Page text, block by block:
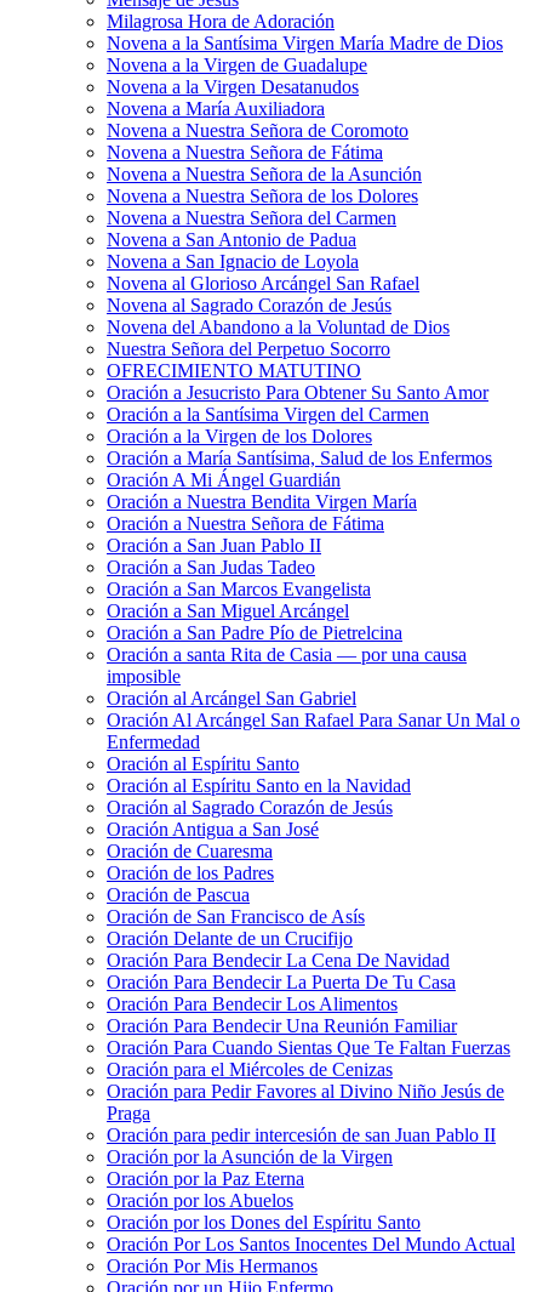
Milagrosa Hora de Adoración
Novena a la Santísima Virgen María Madre de Dios
Novena a la Virgen de Guadalupe
Novena a la Virgen Desatanudos
Novena a María Auxiliadora
Novena a Nuestra Señora de Coromoto
Novena a Nuestra Señora de Fátima
Novena a Nuestra Señora de la Asunción
Novena a Nuestra Señora de los Dolores
Novena a Nuestra Señora del Carmen
Novena a San Antonio de Padua
Novena a San Ignacio de Loyola
Novena al Glorioso Arcángel San Rafael
Novena al Sagrado Corazón de Jesús
Novena del Abandono a la Voluntad de Dios
Nuestra Señora del Perpetuo Socorro
OFRECIMIENTO MATUTINO
Oración a Jesucristo Para Obtener Su Santo Amor
Oración a la Santísima Virgen del Carmen
Oración a la Virgen de los Dolores
Oración a María Santísima, Salud de los Enfermos
Oración A Mi Ángel Guardián
Oración a Nuestra Bendita Virgen María
Oración a Nuestra Señora de Fátima
Oración a San Juan Pablo II
Oración a San Judas Tadeo
Oración a San Marcos Evangelista
Oración a San Miguel Arcángel
Oración a San Padre Pío de Pietrelcina
Oración a santa Rita de Casia — por una causa
imposible
Oración al Arcángel San Gabriel
Oración Al Arcángel San Rafael Para Sanar Un Mal o
Enfermedad
Oración al Espíritu Santo
Oración al Espíritu Santo en la Navidad
Oración al Sagrado Corazón de Jesús
Oración Antigua a San José
Oración de Cuaresma
Oración de los Padres
Oración de Pascua
Oración de San Francisco de Asís
Oración Delante de un Crucifijo
Oración Para Bendecir La Cena De Navidad
Oración Para Bendecir La Puerta De Tu Casa
Oración Para Bendecir Los Alimentos
Oración Para Bendecir Una Reunión Familiar
Oración Para Cuando Sientas Que Te Faltan Fuerzas
Oración para el Miércoles de Cenizas
Oración para Pedir Favores al Divino Niño Jesús de
Praga
Oración para pedir intercesión de san Juan Pablo II
Oración por la Asunción de la Virgen
Oración por la Paz Eterna
Oración por los Abuelos
Oración por los Dones del Espíritu Santo
Oración Por Los Santos Inocentes Del Mundo Actual
Oración Por Mis Hermanos
Oración por un Hijo Enfermo